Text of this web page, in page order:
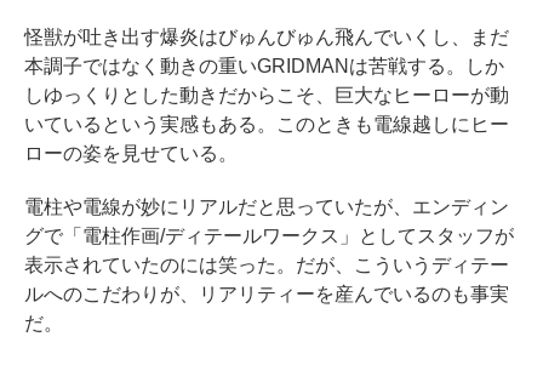
怪獣が吐き出す爆炎はびゅんびゅん飛んでいくし、まだ
本調子ではなく動きの重いGRIDMANは苦戦する。しか
しゆっくりとした動きだからこそ、巨大なヒーローが動
いているという実感もある。このときも電線越しにヒー
ローの姿を見せている。
電柱や電線が妙にリアルだと思っていたが、エンディン
グで「電柱作画/ディテールワークス」としてスタッフが
表示されていたのには笑った。だが、こういうディテー
ルへのこだわりが、リアリティーを産んでいるのも事実
だ。